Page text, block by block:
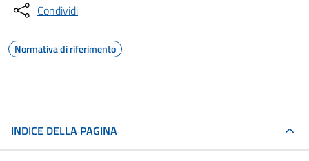
Condividi
Normativa di riferimento
INDICE DELLA PAGINA